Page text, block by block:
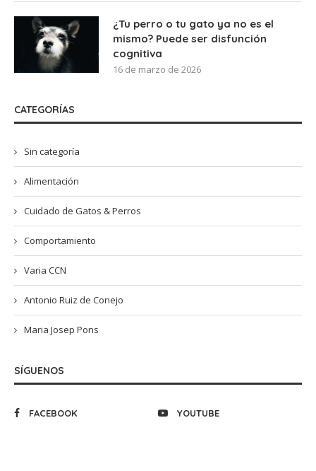
¿Tu perro o tu gato ya no es el
mismo? Puede ser disfunción
cognitiva
16 de marzo de 2026
CATEGORÍAS
Sin categoría
Alimentación
Cuidado de Gatos & Perros
Comportamiento
Varia CCN
Antonio Ruiz de Conejo
Maria Josep Pons
SÍGUENOS
FACEBOOK YOUTUBE